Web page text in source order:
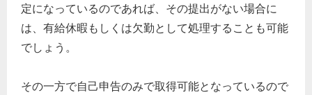
定になっているのであれば、その提出がない場合に
は、有給休暇もしくは欠勤として処理することも可能
でしょう。
その一方で自己申告のみで取得可能となっているので